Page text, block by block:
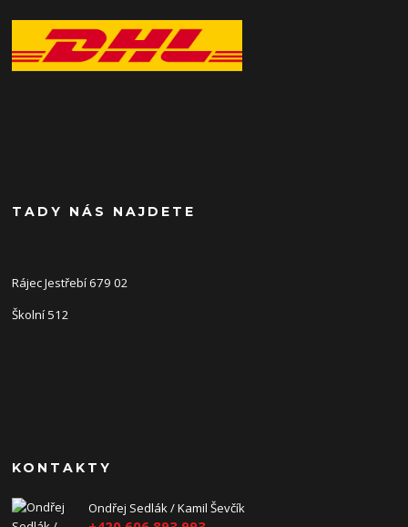
TADY NÁS NAJDETE
Rájec Jestřebí 679 02
Školní 512
KONTAKTY
Ondřej Sedlák / Kamil Ševčík